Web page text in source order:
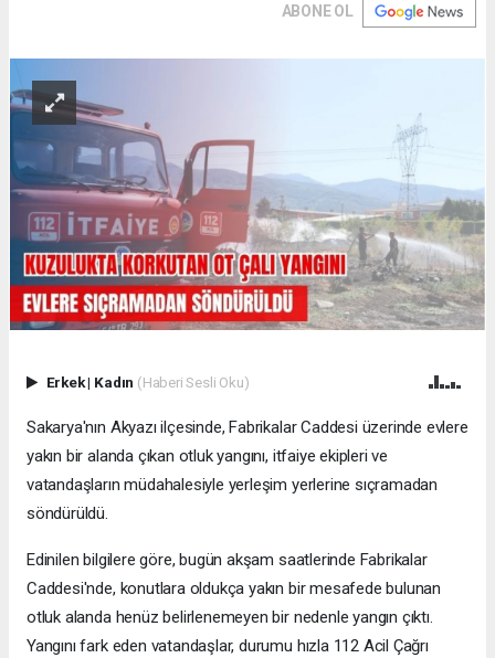
ABONE OL
Erkek| Kadın (Haberi Sesli Oku)
Sakarya'nın Akyazı ilçesinde, Fabrikalar Caddesi üzerinde evlere
yakın bir alanda çıkan otluk yangını, itfaiye ekipleri ve
vatandaşların müdahalesiyle yerleşim yerlerine sıçramadan
söndürüldü.
Edinilen bilgilere göre, bugün akşam saatlerinde Fabrikalar
Caddesi'nde, konutlara oldukça yakın bir mesafede bulunan
otluk alanda henüz belirlenemeyen bir nedenle yangın çıktı.
Yangını fark eden vatandaşlar, durumu hızla 112 Acil Çağrı